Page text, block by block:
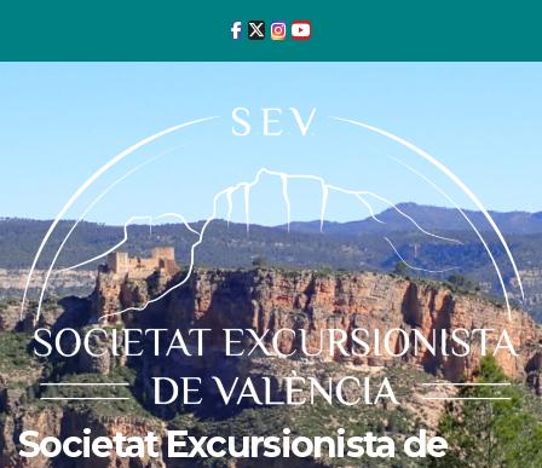
Societat Excursionista de